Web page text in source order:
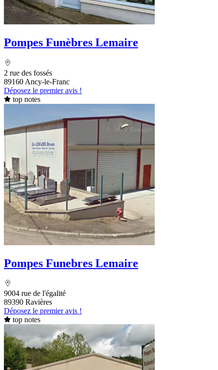
Pompes Funèbres Lemaire
2 rue des fossés
89160 Ancy-le-Franc
Déposez le premier avis !
top notes
Pompes Funebres Lemaire
9004 rue de l'égalité
89390 Ravières
Déposez le premier avis !
top notes